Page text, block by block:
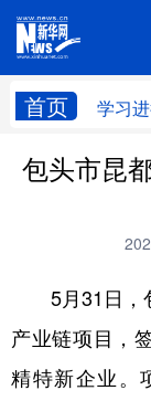
首页 学习
学习进行时
科技
文化
包头市昆
5月31日，
产业链项目，
精特新企业。